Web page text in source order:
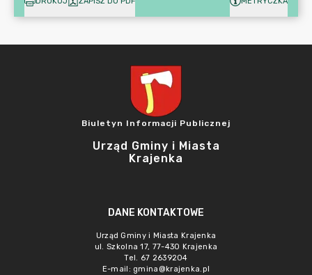
Biuletyn Informacji Publicznej
Urząd Gminy i Miasta
Krajenka
DANE KONTAKTOWE
Urząd Gminy i Miasta Krajenka
ul. Szkolna 17, 77-430 Krajenka
Tel. 67 2639204
E-mail: gmina@krajenka.pl